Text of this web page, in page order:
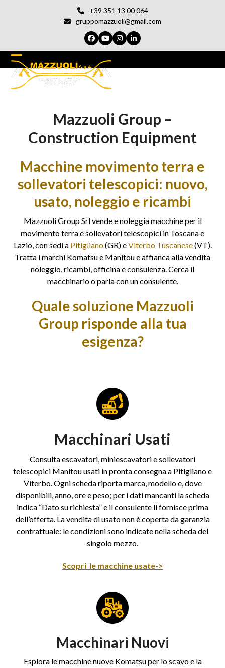
+39 351 13 00 064
gruppomazzuoli@gmail.com
Facebook
YouTubeInstagram
LinkedIn
Open
mobile
Chiudi
cellulare
Mazzuoli Group –
Construction Equipment
Macchine movimento terra e
sollevatori telescopici: nuovo,
usato, noleggio e ricambi
Mazzuoli Group Srl vende e noleggia macchine per il
movimento terra e sollevatori telescopici in Toscana e
Lazio, con sedi a Pitigliano(GR) eViterbo Tuscanese(VT).
Tratta i marchi Komatsu e Manitou e affianca alla vendita
noleggio, ricambi, officina e consulenza. Cerca il
macchinario o parla con un consulente.
Quale soluzione Mazzuoli
Group risponde alla tua
esigenza?
Macchinari Usati
Consulta escavatori, miniescavatori e sollevatori
telescopici Manitou usati in pronta consegna a Pitigliano e
Viterbo. Ogni scheda riporta marca, modello e, dove
disponibili, anno, ore e peso; per i dati mancanti la scheda
indica “Dato su richiesta” e il consulente li fornisce prima
dell’offerta. La vendita di usato non è coperta da garanzia
contrattuale: le condizioni sono indicate nella scheda del
singolo mezzo.
Scopri le macchine usate->
Macchinari Nuovi
Esplora le macchine nuove Komatsu per lo scavo e la